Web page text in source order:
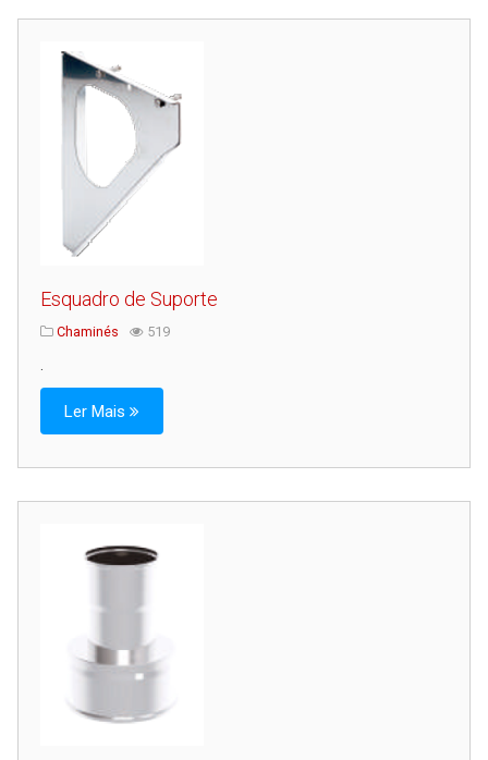
Esquadro de Suporte
Chaminés 519
Ler Mais